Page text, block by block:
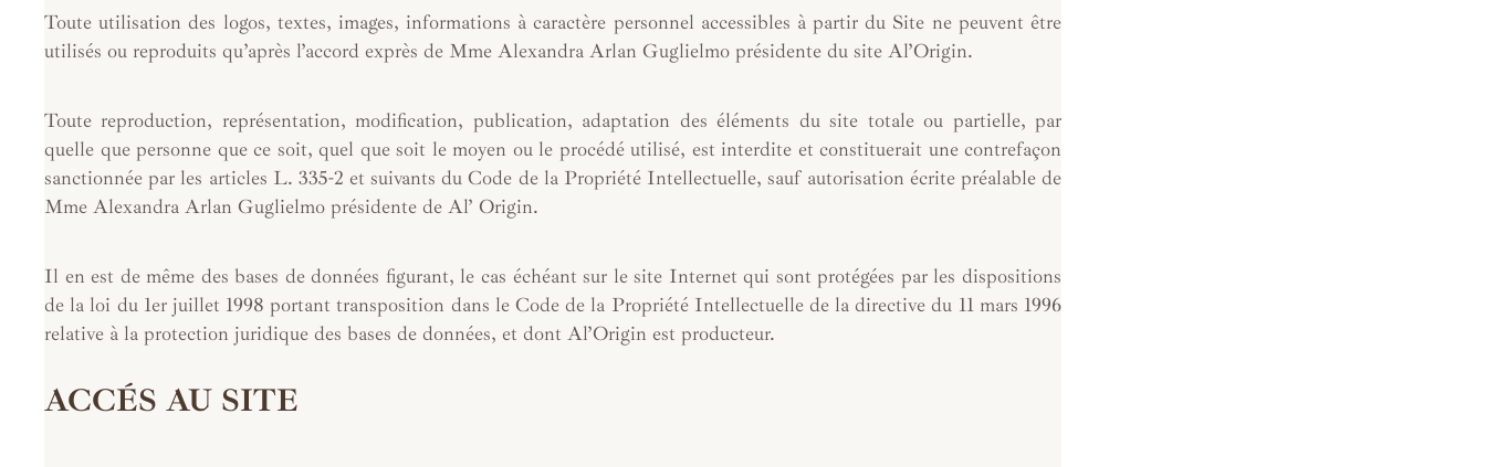
Toute utilisation des logos, textes, images, informations à caractère personnel accessibles à partir du Site ne peuvent être
utilisés ou reproduits qu’après l’accord exprès de Mme Alexandra Arlan Guglielmo présidente du site Al’Origin.
Toute reproduction, représentation, modification, publication, adaptation des éléments du site totale ou partielle, par
quelle que personne que ce soit, quel que soit le moyen ou le procédé utilisé, est interdite et constituerait une contrefaçon
sanctionnée par les articles L. 335-2 et suivants du Code de la Propriété Intellectuelle, sauf autorisation écrite préalable de
Mme Alexandra Arlan Guglielmo présidente de Al’ Origin.
Il en est de même des bases de données figurant, le cas échéant sur le site Internet qui sont protégées par les dispositions
de la loi du 1er juillet 1998 portant transposition dans le Code de la Propriété Intellectuelle de la directive du 11 mars 1996
relative à la protection juridique des bases de données, et dont Al’Origin est producteur.
ACCÉS AU SITE